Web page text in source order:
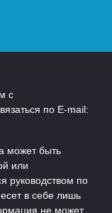
с
по E-mail:
может быть
или
руководством по
в себе лишь
не может